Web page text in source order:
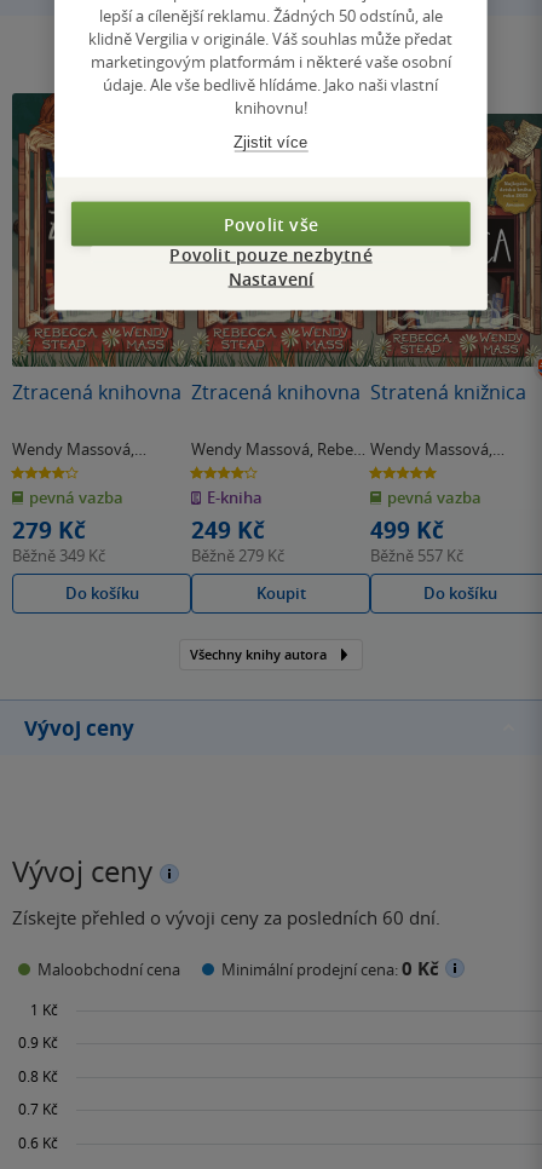
Ztracená knihovna
Wendy Massová,
Rebecca Stead
4.2
z
5
hvězdiček
pevná vazba
279 Kč
Běžně 349 Kč
Do košíku
Ztracená knihovna
Wendy Massová, Rebeca
Steadová
4.2
z
5
hvězdiček
E-kniha
249 Kč
Běžně279 Kč
Koupit
Stratená knižnica
Wendy Massová,
Rebecca Stead
5.0
z
5
hvězdiček
pevná vazba
499 Kč
Běžně 557 Kč
Do košíku
Všechny knihy autora
Vývoj ceny
Vývoj ceny
Získejte přehled o vývoji ceny za posledních 60 dní.
Maloobchodní cena Minimální prodejní cena:0 Kč
lepší a cílenější reklamu. Žádných 50 odstínů, ale
klidně Vergilia v originále. Váš souhlas může předat
marketingovým platformám i některé vaše osobní
údaje. Ale vše bedlivě hlídáme. Jako naši vlastní
knihovnu!
Zjistit více
Povolit vše
Povolit pouze nezbytné
Nastavení